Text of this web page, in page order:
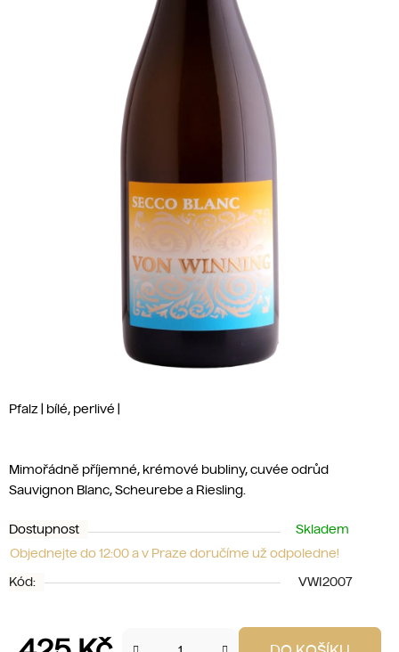
Pfalz | bílé, perlivé |
Mimořádně příjemné, krémové bubliny, cuvée odrůd
Sauvignon Blanc, Scheurebe a Riesling.
Dostupnost
Skladem
Objednejte do 12:00 a v Praze doručíme už odpoledne!
Kód:
VWI2007